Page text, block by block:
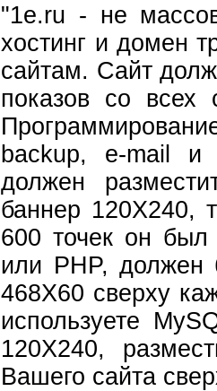
"1e.ru - не
хостинг и домен
сайтам. Сайт
показов со всех
backup, e-mail и
должен
баннер 120Х240,
600 точек он был
или PHP, должен
468Х60 сверху
используете
120Х240,
Вашего сайта